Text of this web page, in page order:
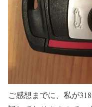
ご感想までに、私が